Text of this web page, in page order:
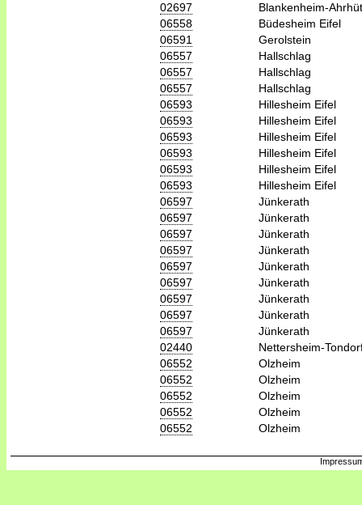
02697
Blankenheim-
06558
Büdesheim Eifel
06591
Gerolstein
06557
Hallschlag
06557
Hallschlag
06557
Hallschlag
06593
Hillesheim Eifel
06593
Hillesheim Eifel
06593
Hillesheim Eifel
06593
Hillesheim Eifel
06593
Hillesheim Eifel
06593
Hillesheim Eifel
06597
Jünkerath
06597
Jünkerath
06597
Jünkerath
06597
Jünkerath
06597
Jünkerath
06597
Jünkerath
06597
Jünkerath
06597
Jünkerath
06597
Jünkerath
02440
Nettersheim-
06552
Olzheim
06552
Olzheim
06552
Olzheim
06552
Olzheim
06552
Olzheim